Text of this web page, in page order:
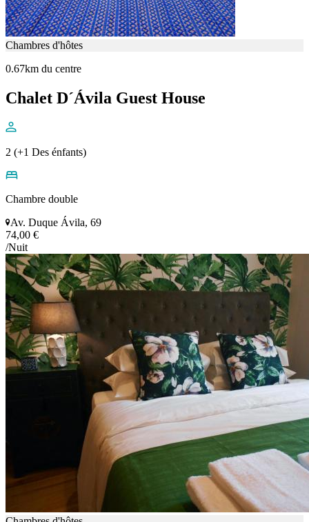
Chambres d'hôtes
0.67km du centre
Chalet D´Ávila Guest House
2 (+1 Des énfants)
Chambre double
Av. Duque Ávila, 69
74,00 €
/Nuit